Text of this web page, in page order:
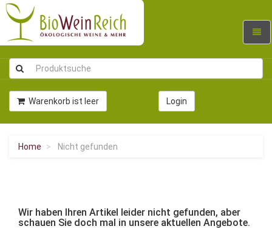
Warenkorb ist leer Login
Home Nicht gefunden
Wir haben Ihren Artikel leider nicht gefunden, aber
schauen Sie doch mal in unsere aktuellen Angebote.